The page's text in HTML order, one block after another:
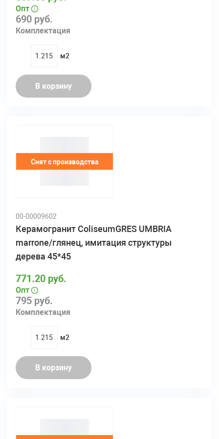
690 руб.
Комплектация
Опт
quantity
м2
В корзину
Снят с производства
00-00009602
Керамогранит ColiseumGRES UMBRIA
marrone/глянец, имитация структуры
дерева 45*45
795 руб.
Комплектация
771.20 руб.
Опт
quantity
м2
В корзину